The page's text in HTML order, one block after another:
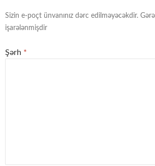
Sizin e-poçt ünvanınız dərc edilməyəcəkdir.
işarələnmişdir
Şərh *